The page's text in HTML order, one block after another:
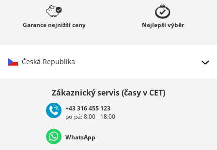
Garance nejnižší ceny Nejlepšívýběr
Česká Republika
Deutschland Österreich
Zákaznický servis (časy v CET)
+43 316 455 123
po-pá: 8:00 - 18:00
WhatsApp